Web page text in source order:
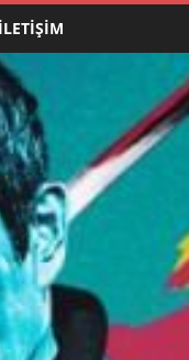
İLETIŞIM